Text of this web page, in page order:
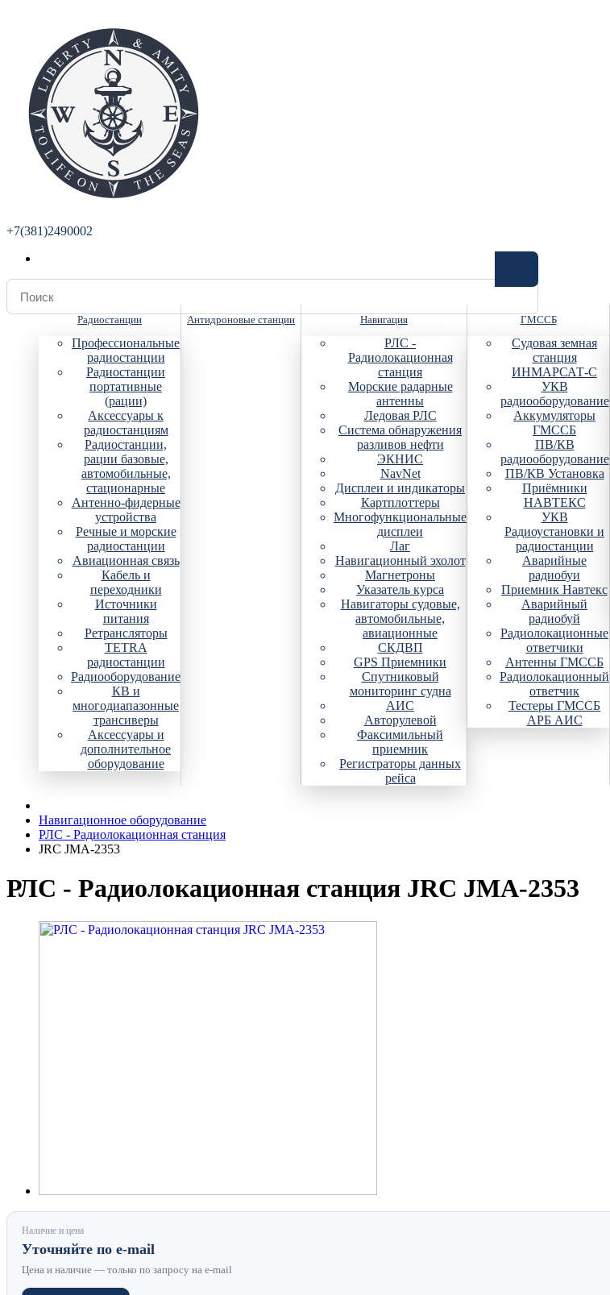
+7(381)2490002
Радиостанции
Профессиональные
радиостанции
Радиостанции
портативные
(рации)
Аксессуары к
радиостанциям
Радиостанции,
рации базовые,
автомобильные,
стационарные
Антенно-фидерные
устройства
Речные и морские
радиостанции
Авиационная связь
Кабель и
переходники
Источники
питания
Ретрансляторы
TETRA
радиостанции
Радиооборудование
КВ и
многодиапазонные
трансиверы
Аксессуары и
дополнительное
оборудование
Антидроновые станции Навигация
РЛС -
Радиолокационная
станция
Морские радарные
антенны
Ледовая РЛС
Система обнаружения
разливов нефти
ЭКНИС
NavNet
Дисплеи и индикаторы
Картплоттеры
Многофункциональные
дисплеи
Лаг
Навигационный эхолот
Магнетроны
Указатель курса
Навигаторы судовые,
автомобильные,
авиационные
СКДВП
GPS Приемники
Спутниковый
мониторинг судна
АИС
Авторулевой
Факсимильный
приемник
Регистраторы данных
рейса
ГМССБ
Судовая земная
станция
ИНМАРСАТ-С
УКВ
радиооборудование
Аккумуляторы
ГМССБ
ПВ/КВ
радиооборудование
ПВ/КВ Установка
Приёмники
НАВТЕКС
УКВ
Радиоустановки и
радиостанции
Аварийные
радиобуи
Приемник Навтекс
Аварийный
радиобуй
Радиолокационные
ответчики
Антенны ГМССБ
Радиолокационный
ответчик
Тестеры ГМССБ
АРБ АИС
Навигационное оборудование
РЛС - Радиолокационная станция
JRC JMA-2353
РЛС - Радиолокационная станция JRC JMA-2353
Наличие и цена
Уточняйте по e-mail
Цена и наличие — только по запросу на e-mail